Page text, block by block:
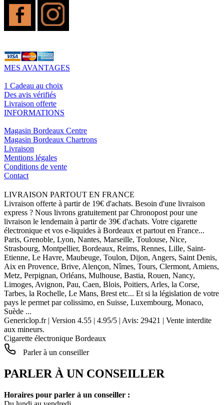
MES AVANTAGES
1 Cadeau au choix
Des avis vérifiés
Livraison offerte
INFORMATIONS
Magasin Bordeaux Centre
Magasin Bordeaux Chartrons
Livraison
Mentions légales
Conditions de vente
Contact
LIVRAISON PARTOUT EN FRANCE
Livraison offerte à partir de 19€ d'achats. Besoin d'une livraison
express ? Nous livrons gratuitement par Chronopost pour une
livraison le lendemain à partir de 39€ d'achats. Votre cigarette
électronique et vos e-liquides à Bordeaux et partout en France...
Paris, Grenoble, Lyon, Nantes, Marseille, Toulouse, Nice,
Strasbourg, Montpellier, Bordeaux, Reims, Rennes, Lille, Saint-
Etienne, Le Havre, Maubeuge, Toulon, Dijon, Angers, Saint Denis,
Aix en Provence, Brive, Alençon, Nîmes, Tours, Clermont, Amiens,
Metz, Perpignan, Orléans, Mulhouse, Bastia, Rouen, Nancy,
Limoges, Avignon, Pau, Caen, Blois, Poitiers, Arles, la Corse,
Tarbes, la Rochelle, Le Mans, Brest etc... Et si la législation de votre
pays le permet par colissimo, en Suisse, Luxembourg, Monaco,
Suède ...
Genericlop.fr| Version 4.55 | 4.95/5 | Avis: 29421 | Vente interdite
aux mineurs.
Cigarette électronique Bordeaux
Parler à un conseiller
PARLER À UN CONSEILLER
Horaires pour parler à un conseiller :